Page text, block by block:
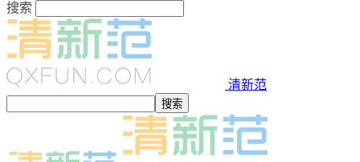
搜索
清新范